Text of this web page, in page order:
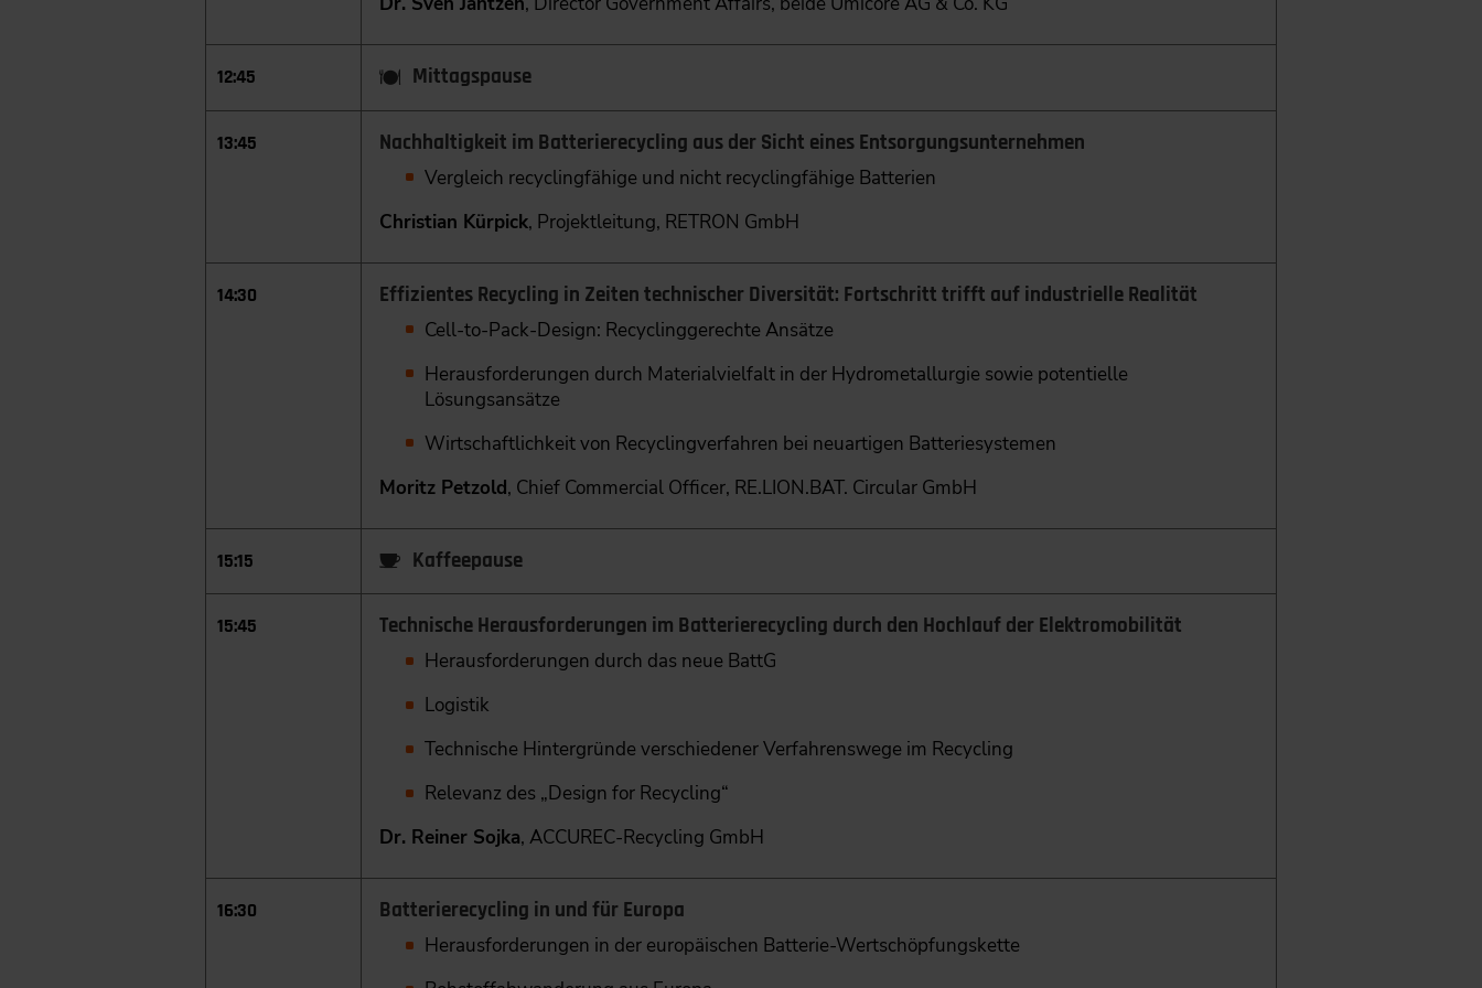
12:45 Mittagspause
13:45 Nachhaltigkeit im Batterierecycling aus der Sicht eines Entsorgungsunternehmen
Vergleich recyclingfähige und nicht recyclingfähige Batterien
Christian Kürpick, Projektleitung, RETRON GmbH
14:30 Effizientes Recycling in Zeiten technischer Diversität: Fortschritt trifft auf industrielle Realität
Cell-to-Pack-Design: Recyclinggerechte Ansätze
Herausforderungen durch Materialvielfalt in der Hydrometallurgie sowie potentielle
Lösungsansätze
Wirtschaftlichkeit von Recyclingverfahren bei neuartigen Batteriesystemen
Moritz Petzold, Chief Commercial Officer, RE.LION.BAT. Circular GmbH
15:15 Kaffeepause
15:45 Technische Herausforderungen im Batterierecycling durch den Hochlauf der Elektromobilität
Herausforderungen durch das neue BattG
Logistik
Technische Hintergründe verschiedener Verfahrenswege im Recycling
Relevanz des „Design for Recycling“
Dr. Reiner Sojka, ACCUREC-Recycling GmbH
16:30 Batterierecycling in und für Europa
Herausforderungen in der europäischen Batterie-Wertschöpfungskette